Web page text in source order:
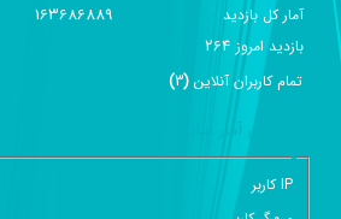
آمار کل بازدید 163686889
بازديد امروز 264
تمام کاربران آنلاين (
3
)
IP کاربر